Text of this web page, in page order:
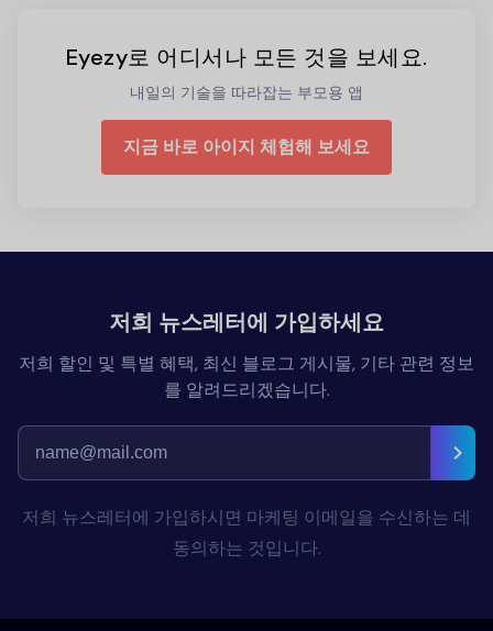
Eyezy로 어디서나 모든 것을 보세요.
내일의 기술을 따라잡는 부모용 앱
지금 바로 아이지 체험해 보세요
저희 뉴스레터에 가입하세요
저희 할인 및 특별 혜택, 최신 블로그 게시물, 기타 관련 정보
를 알려드리겠습니다.
저희 뉴스레터에 가입하시면 마케팅 이메일을 수신하는 데
동의하는 것입니다.